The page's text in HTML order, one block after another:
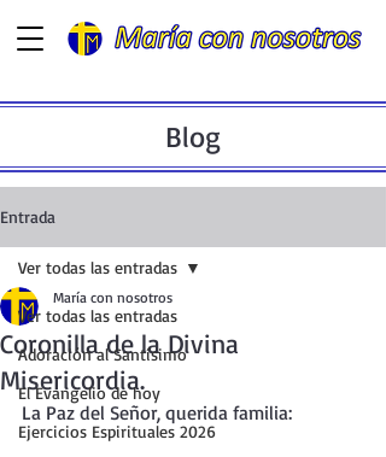
Blog
Entrada
Ver todas las entradas
Adoración al Santísimo
El Evangelio de hoy
Ejercicios Espirituales 2026
Ver todas las entradas
Coronilla de la Divina
Misericordia.
María con nosotros
La Paz del Señor, querida familia: